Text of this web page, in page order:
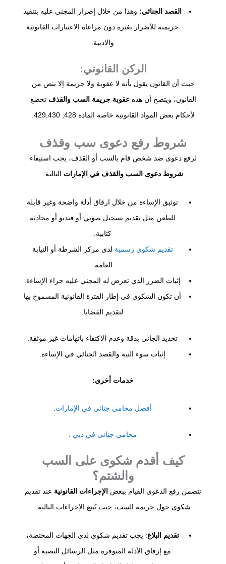
القصد الجنائي: وهذا من خلال إصرار المجني عليه بتنفيذ
جريمته للأضرار بغيره دون مراعاة الاعتبارات القانونية
والادبية.
الركن القانوني:
حيث أن القانون يقول بأنه لا عقوبة ولا جريمة إلا بنص من
القانون، ويتضح أن هذهعقوبة جريمة السب والقذف تخضع
لأحكام بعض المواد القانونية خاصة المادة 428, 429,430.
شروط رفع دعوى سب وقذف
لرفع دعوى ضد شخص قام بالسب أو القذف، يجب استيفاء
شروط دعوى السب والقذف في الإمارات التالية:
توثيق الإساءة من خلال ارفاق أدلة واضحة وغير قابلة
للطعن مثل تقديم تسجيل صوتي أو فيديو أو محادثة
كتابية.
تقديم شكوى رسمية لدى مركز الشرطة أو النيابة
العامة.
إثبات الضرر الذي تعرض له المجني عليه جراء الإساءة.
أن تكون الشكوى في إطار الفترة القانونية المسموح بها
لتقديم القضايا.
تحديد الجاني بدقة وعدم الاكتفاء باتهامات غير موثقة.
إثبات سوء النية والقصد الجنائي في الإساءة.
خدمات أخري:
أفضل محامي جنائى في الإمارات.
محامي جنائى في دبي .
كيف أقدم شكوى على السب
والشتم؟
تتضمن رفع الدعوى القيام ببعض الإجراءات القانونية عند تقديم
شكوى حول جريمة السب، حيث تُتبع الإجراءات التالية:
تقديم البلاغ: يجب تقديم شكوى لدى الجهات المختصة،
مع إرفاق الأدلة المتوفرة مثل الرسائل النصية أو